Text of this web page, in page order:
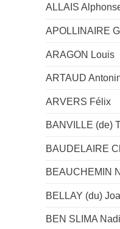
ALLAIS
APOLLINAIRE
ARAGON Louis
ARTAUD
ARVERS Félix
BANVILLE (de)
BAUDELAIRE
BEAUCHEMIN
BELLAY (du)
BEN SLIMA